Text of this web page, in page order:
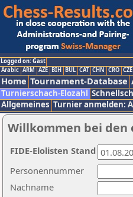
Logged on: Gast
Arabic ARM AZE BIH BUL CAT CHN CRO CZE
Home Tournament-Database
Turnierschach-Elozahl
Allgemeines Turnier anmelden:
Willkommen bei den
Nachname
Personennummer
FIDE-Elolisten Stand